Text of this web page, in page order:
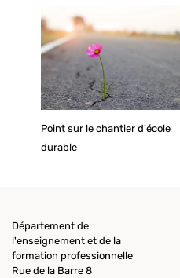
Point sur le chantier d'école
durable
Département de
l'enseignement et de la
formation professionnelle
Rue de la Barre 8